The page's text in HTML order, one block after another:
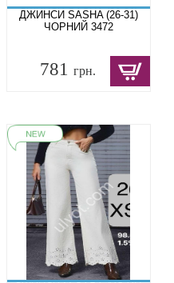
ДЖИНСИ SASHA (26-31)
ЧОРНИЙ 3472
781грн.